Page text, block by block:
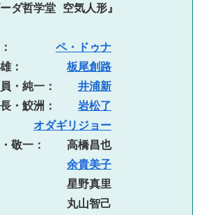
堂 空気人形』
ぞみ： ペ・ドゥナ
秀雄： 板尾創路
員・純一： 井浦新
長・鮫洲： 岩松了
： オダギリジョー
敬一：　　高橋昌也
子： 余貴美子
　　　　　星野真里
　　　　　丸山智己